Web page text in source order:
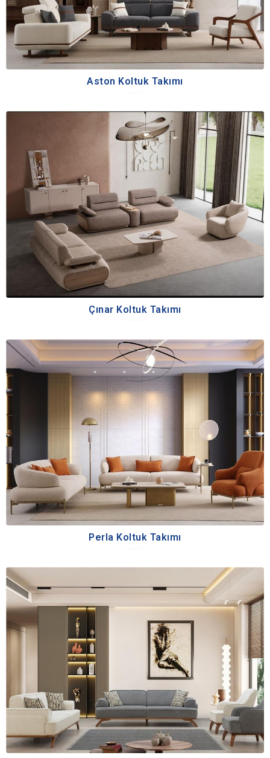
Aston Koltuk Takımı
Çınar Koltuk Takımı
Perla Koltuk Takımı